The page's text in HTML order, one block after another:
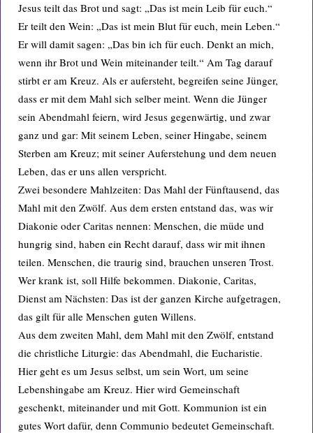
Jesus teilt das Brot und sagt: „Das ist mein Leib für euch.“
Er teilt den Wein: „Das ist mein Blut für euch, mein Leben.“
Er will damit sagen: „Das bin ich für euch. Denkt an mich,
wenn ihr Brot und Wein miteinander teilt.“ Am Tag darauf
stirbt er am Kreuz. Als er aufersteht, begreifen seine Jünger,
dass er mit dem Mahl sich selber meint. Wenn die Jünger
sein Abendmahl feiern, wird Jesus gegenwärtig, und zwar
ganz und gar: Mit seinem Leben, seiner Hingabe, seinem
Sterben am Kreuz; mit seiner Auferstehung und dem neuen
Leben, das er uns allen verspricht.
Zwei besondere Mahlzeiten: Das Mahl der Fünftausend, das
Mahl mit den Zwölf. Aus dem ersten entstand das, was wir
Diakonie oder Caritas nennen: Menschen, die müde und
hungrig sind, haben ein Recht darauf, dass wir mit ihnen
teilen. Menschen, die traurig sind, brauchen unseren Trost.
Wer krank ist, soll Hilfe bekommen. Diakonie, Caritas,
Dienst am Nächsten: Das ist der ganzen Kirche aufgetragen,
das gilt für alle Menschen guten Willens.
Aus dem zweiten Mahl, dem Mahl mit den Zwölf, entstand
die christliche Liturgie: das Abendmahl, die Eucharistie.
Hier geht es um Jesus selbst, um sein Wort, um seine
Lebenshingabe am Kreuz. Hier wird Gemeinschaft
geschenkt, miteinander und mit Gott. Kommunion ist ein
gutes Wort dafür, denn Communio bedeutet Gemeinschaft.